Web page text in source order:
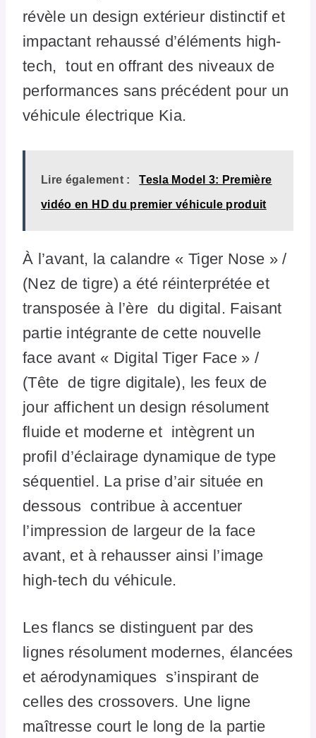
révèle un design extérieur distinctif et
impactant rehaussé d’éléments high-
tech, tout en offrant des niveaux de
performances sans précédent pour un
véhicule électrique Kia.
Lire également : Tesla Model 3: Première
vidéo en HD du premier véhicule produit
À l’avant, la calandre « Tiger Nose » /
(Nez de tigre) a été réinterprétée et
transposée à l’ère du digital. Faisant
partie intégrante de cette nouvelle
face avant « Digital Tiger Face » /
(Tête de tigre digitale), les feux de
jour affichent un design résolument
fluide et moderne et intègrent un
profil d’éclairage dynamique de type
séquentiel. La prise d’air située en
dessous contribue à accentuer
l’impression de largeur de la face
avant, et à rehausser ainsi l’image
high-tech du véhicule.
Les flancs se distinguent par des
lignes résolument modernes, élancées
et aérodynamiques s’inspirant de
celles des crossovers. Une ligne
maîtresse court le long de la partie